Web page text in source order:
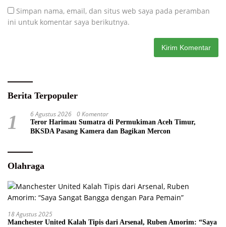
Simpan nama, email, dan situs web saya pada peramban
ini untuk komentar saya berikutnya.
Berita Terpopuler
1 6 Agustus 2026 0 Komentar
Teror Harimau Sumatra di Permukiman Aceh Timur,
BKSDA Pasang Kamera dan Bagikan Mercon
Olahraga
18 Agustus 2025
Manchester United Kalah Tipis dari Arsenal, Ruben Amorim: “Saya